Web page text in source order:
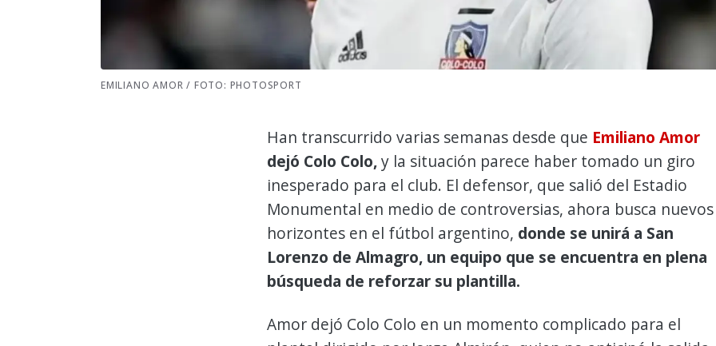
EMILIANO AMOR / FOTO: PHOTOSPORT
Han transcurrido varias semanas desde que Emiliano Amor
dejó Colo Colo,y la situación parece haber tomado un giro
inesperado para el club. El defensor, que salió del Estadio
Monumental en medio de controversias, ahora busca nuevos
horizontes en el fútbol argentino, donde se unirá a San
Lorenzo de Almagro, un equipo que se encuentra en plena
búsqueda de reforzar su plantilla.
Amor dejó Colo Colo en un momento complicado para el